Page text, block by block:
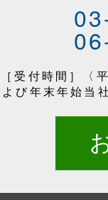
［受付時間］
よび年末年始当